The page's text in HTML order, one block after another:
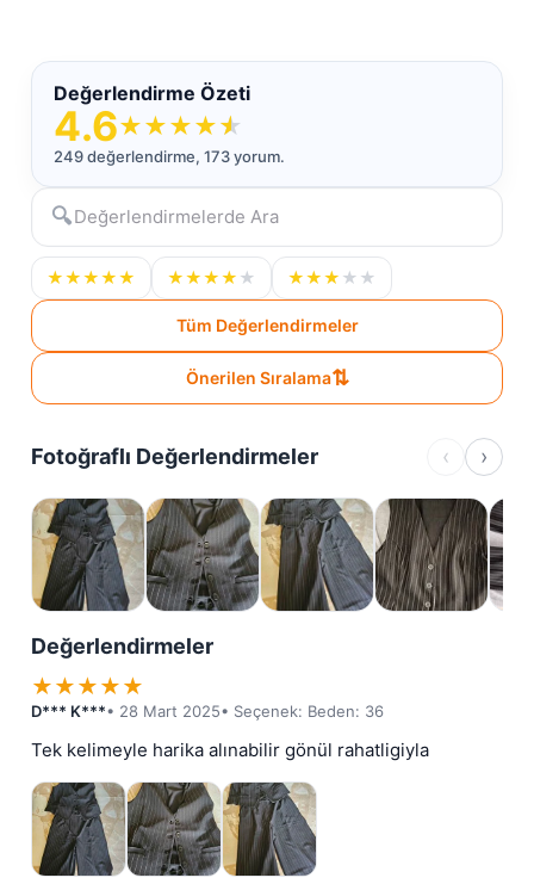
Değerlendirme Özeti
4.6★★★★★
249 değerlendirme, 173 yorum.
🔍
★★★★★ ★★★★ ★ ★★★ ★ ★
Tüm Değerlendirmeler
Önerilen Sıralama⇅
Fotoğraflı Değerlendirmeler ‹ ›
Değerlendirmeler
★★★★★
D*** K***• 28 Mart 2025• Seçenek: Beden: 36
Tek kelimeyle harika alınabilir gönül rahatligiyla